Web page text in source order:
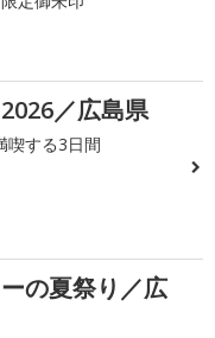
／広島県
喫する3日間
の夏祭り／広